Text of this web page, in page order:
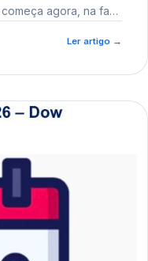
agora, na fase
Ler artigo →